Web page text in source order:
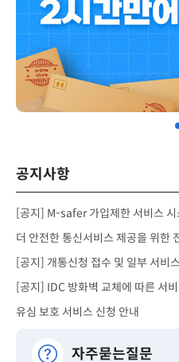
공지사항
[공지] 개통신청 접수 및 일부 서비
[공지] IDC 방화벽 교체에 따른 서
유심 보호 서비스 신청 안내
자주묻는질문